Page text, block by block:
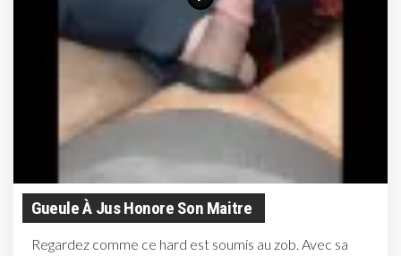
Gueule À Jus Honore Son Maitre
Regardez comme ce hard est soumis au zob. Avec sa